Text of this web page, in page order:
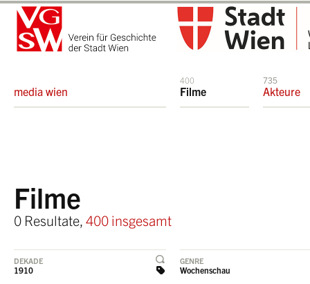
media wien
400
Filme
735
Akteure
Filme
0 Resultate, 400 insgesamt
DEKADE
1910
GENRE
Wochenschau